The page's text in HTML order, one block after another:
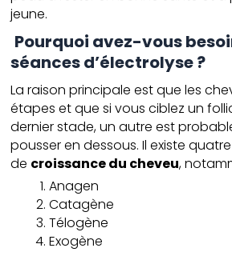
jeune.
Pourquoi avez-vous
séances d’électrolyse ?
La raison principale est que les
étapes et que si vous ciblez un
dernier stade, un autre est
pousser en dessous. Il existe
de croissance du cheveu,
Anagen
Catagène
Télogène
Exogène